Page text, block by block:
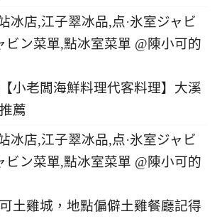
小老闆海鮮料理代客料理】大溪
薦
土雞城，地點偏僻土雞餐廳記得